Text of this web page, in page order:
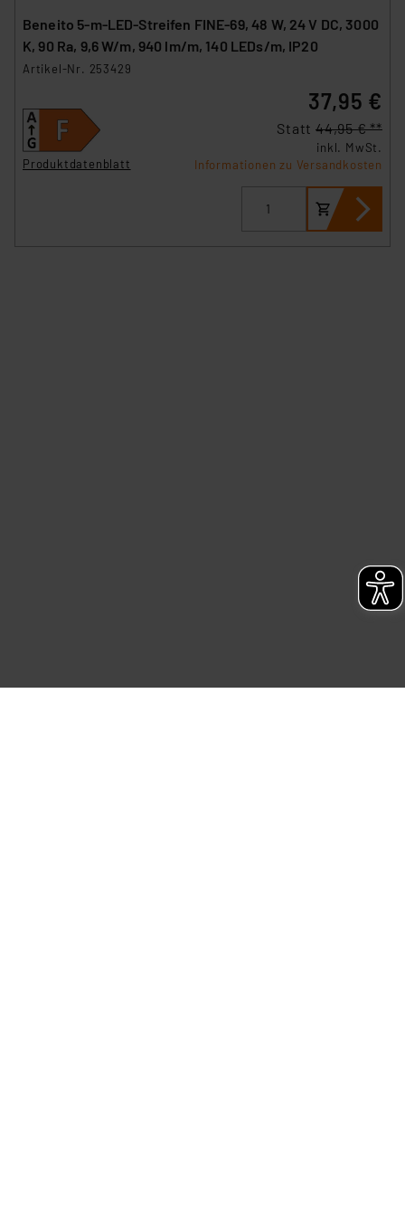
Beneito 5-m-LED-Streifen FINE-69, 48 W, 24 V DC, 3000
K, 90 Ra, 9,6 W/m, 940 lm/m, 140 LEDs/m, IP20
Artikel-Nr. 253429
Produktdatenblatt
37,95 €
Statt 44,95 € **
inkl. MwSt.
Informationen zu Versandkosten